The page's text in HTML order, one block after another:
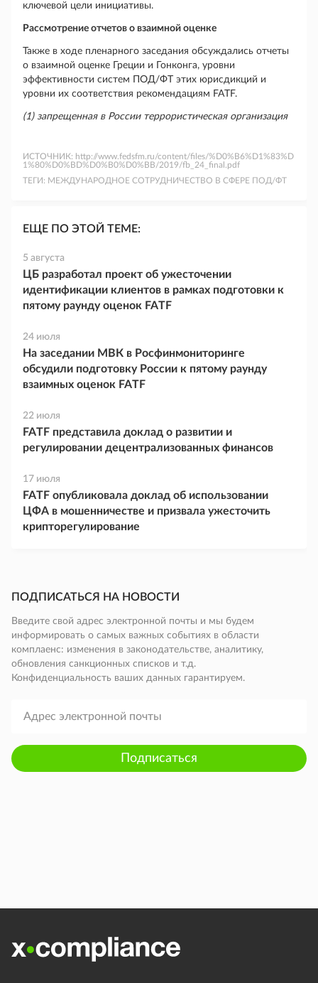
ключевой цели инициативы.
Рассмотрение отчетов о взаимной оценке
Также в ходе пленарного заседания обсуждались отчеты
о взаимной оценке Греции и Гонконга, уровни
эффективности систем ПОД/ФТ этих юрисдикций и
уровни их соответствия рекомендациям FATF.
(1) запрещенная в России террористическая организация
ИСТОЧНИК: http://www.fedsfm.ru/content/files/%D0%B6%D1%83%D
1%80%D0%BD%D0%B0%D0%BB/2019/fb_24_final.pdf
ТЕГИ: МЕЖДУНАРОДНОЕ СОТРУДНИЧЕСТВО В СФЕРЕ ПОД/ФТ
ЕЩЕ ПО ЭТОЙ ТЕМЕ:
5 августа
ЦБ разработал проект об ужесточении
идентификации клиентов в рамках подготовки к
пятому раунду оценок FATF
24 июля
На заседании МВК в Росфинмониторинге
обсудили подготовку России к пятому раунду
взаимных оценок FATF
22 июля
FATF представила доклад о развитии и
регулировании децентрализованных финансов
17 июля
FATF опубликовала доклад об использовании
ЦФА в мошенничестве и призвала ужесточить
крипторегулирование
ПОДПИСАТЬСЯ НА НОВОСТИ
Введите свой адрес электронной почты и мы будем
информировать о самых важных событиях в области
комплаенс: изменения в законодательстве, аналитику,
обновления санкционных списков и т.д.
Конфиденциальность ваших данных гарантируем.
Подписаться